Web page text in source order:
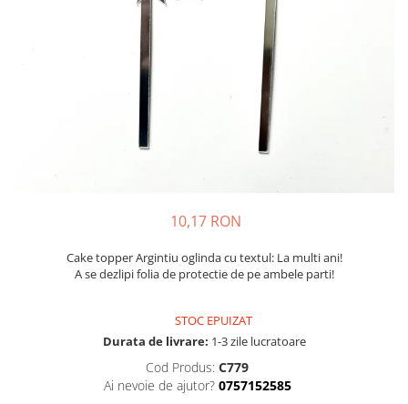
10,17 RON
Cake topper Argintiu oglinda cu textul: La multi ani!
A se dezlipi folia de protectie de pe ambele parti!
STOC EPUIZAT
Durata de livrare: 1-3 zile lucratoare
Cod Produs: C779
Ai nevoie de ajutor? 0757152585